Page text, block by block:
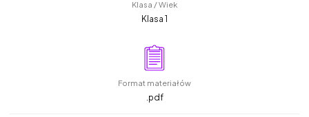
Klasa / Wiek
Klasa 1
Format materiałów
.pdf